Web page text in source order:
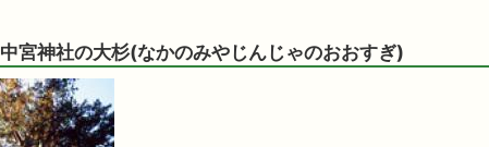
中宮神社の大杉(なかのみやじんじゃのおおすぎ)